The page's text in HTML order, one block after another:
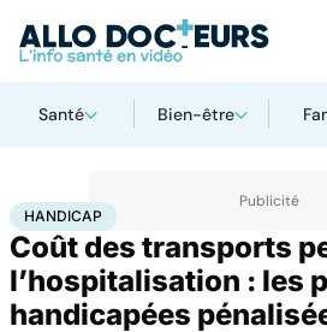
Santé Bien-être
AccueilSanté Maladies
HANDICAP
Coût des transports
l’hospitalisation : les
handicapées